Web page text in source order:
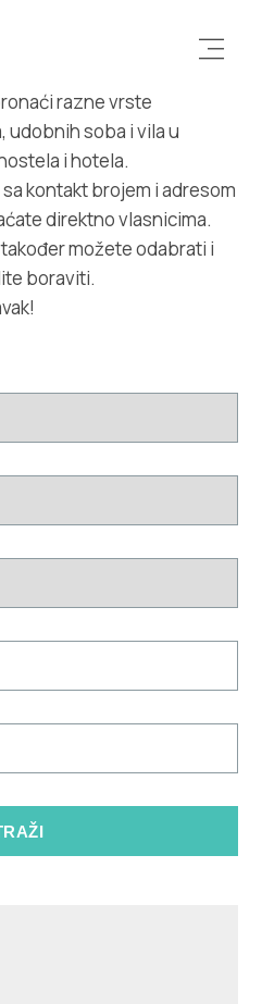
227 933
info.hr
razne vrste
udobnih soba i vila u
i hotela.
kontakt brojem i adresom
direktno vlasnicima.
možete odabrati i
boraviti.